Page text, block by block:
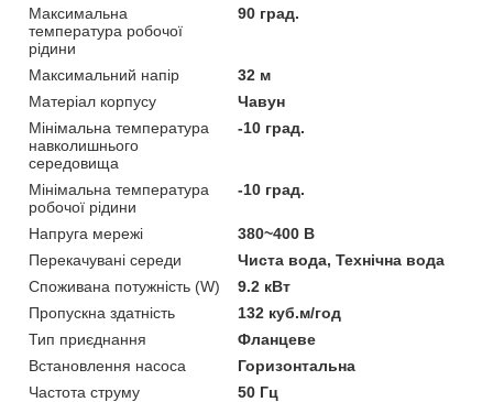
Максимальна
температура робочої
рідини
90 град.
Максимальний напір
32 м
Матеріал корпусу
Чавун
Мінімальна температура
навколишнього
середовища
-10 град.
Мінімальна температура
робочої рідини
-10 град.
Напруга мережі
380~400 В
Перекачувані середи
Чиста вода, Технічна вода
Споживана потужність (W)
9.2 кВт
Пропускна здатність
132 куб.м/год
Тип приєднання
Фланцеве
Встановлення насоса
Горизонтальна
Частота струму
50 Гц